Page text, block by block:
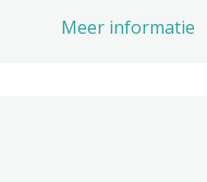
Meer informatie